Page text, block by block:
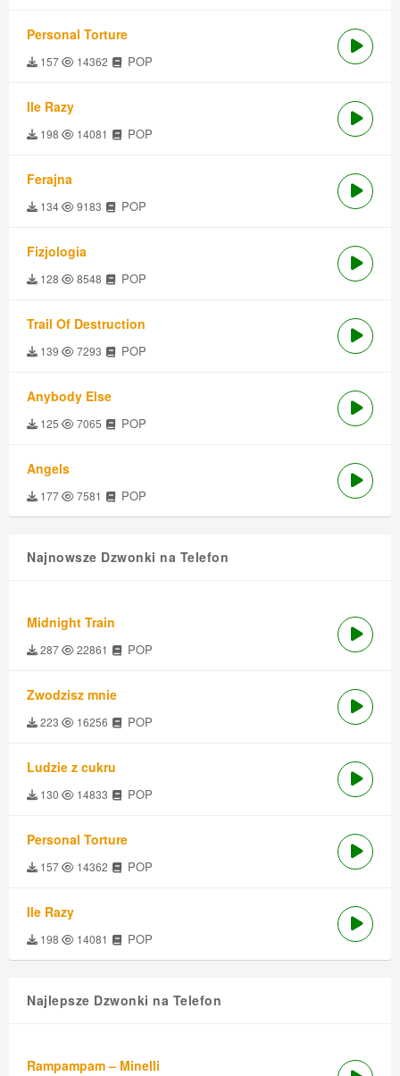
Personal Torture
157 14362 POP
Ile Razy
198 14081 POP
Ferajna
134 9183 POP
Fizjologia
128 8548 POP
Trail Of Destruction
139 7293 POP
Anybody Else
125 7065 POP
Angels
177 7581 POP
Najnowsze Dzwonki na Telefon
Midnight Train
287 22861 POP
Zwodzisz mnie
223 16256 POP
Ludzie z cukru
130 14833 POP
Personal Torture
157 14362 POP
Ile Razy
198 14081 POP
Najlepsze Dzwonki na Telefon
Rampampam – Minelli